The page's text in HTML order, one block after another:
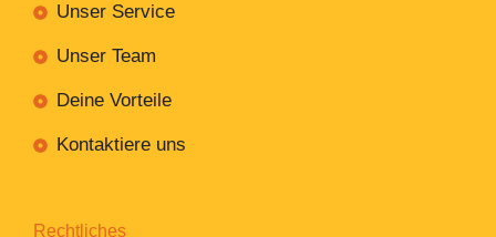
Unser Service
Unser Team
Deine Vorteile
Kontaktiere uns
Rechtliches